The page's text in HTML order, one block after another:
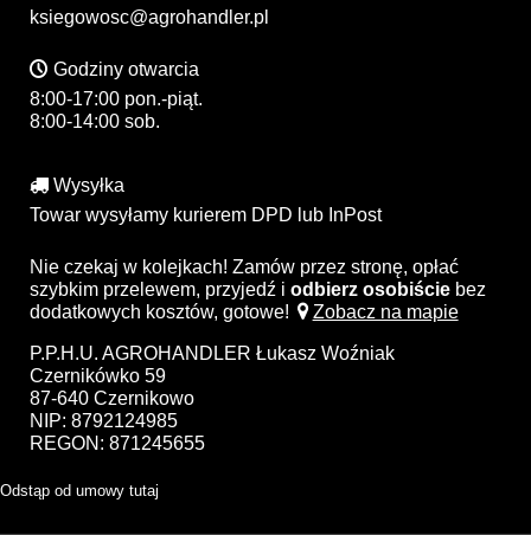
ksiegowosc@agrohandler.pl
Godziny otwarcia
8:00-17:00 pon.-piąt.
8:00-14:00 sob.
Wysyłka
Towar wysyłamy kurierem DPD lub InPost
Nie czekaj w kolejkach! Zamów przez stronę, opłać
szybkim przelewem, przyjedź i odbierz osobiście bez
dodatkowych kosztów, gotowe!
Zobacz na mapie
P.P.H.U. AGROHANDLER Łukasz Woźniak
Czernikówko 59
87-640 Czernikowo
NIP: 8792124985
REGON: 871245655
Odstąp od umowy tutaj